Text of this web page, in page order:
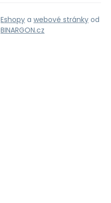
Eshopy a webové stránky od
BINARGON.cz